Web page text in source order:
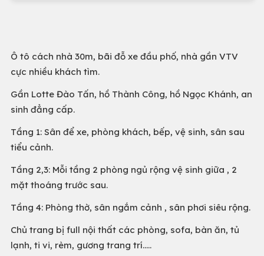
Ô tô cách nhà 30m, bãi đỗ xe đầu phố, nhà gần VTV
cực nhiều khách tìm.
Gần Lotte Đào Tấn, hồ Thành Công, hồ Ngọc Khánh, an
sinh đẳng cấp.
Tầng 1: Sân để xe, phòng khách, bếp, vệ sinh, sân sau
tiểu cảnh.
Tầng 2,3: Mỗi tầng 2 phòng ngủ rộng vệ sinh giữa , 2
mặt thoáng trước sau.
Tầng 4: Phòng thờ, sân ngắm cảnh , sân phơi siêu rộng.
Chủ trang bị full nội thất các phòng, sofa, bàn ăn, tủ
lạnh, ti vi, rèm, gương trang trí…..